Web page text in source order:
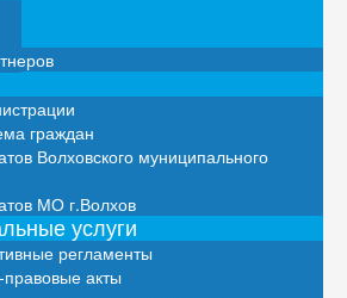
граждан
Волховского муниципального
МО г.Волхов
услуги
регламенты
акты